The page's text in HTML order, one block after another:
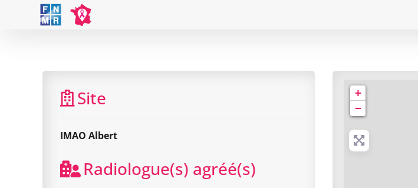
Site
IMAO Albert
Radiologue(s) agréé(s)
+
−